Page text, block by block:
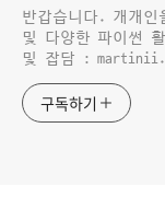
반갑습니다. 개개인
및 다양한 파이썬
및 잡담 :
구독하기